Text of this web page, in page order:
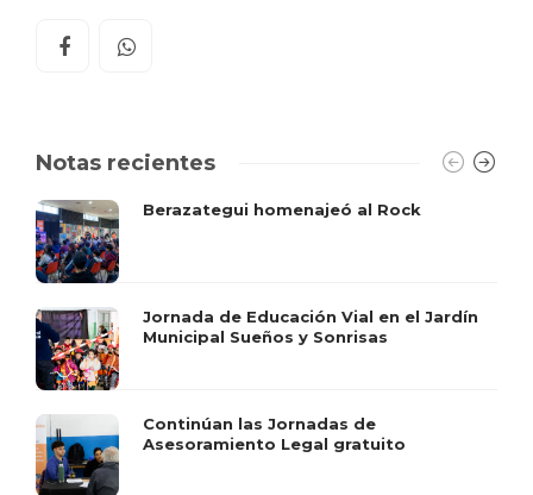
Notas recientes
Berazategui homenajeó al Rock
Jornada de Educación Vial en el Jardín
Municipal Sueños y Sonrisas
Continúan las Jornadas de
Asesoramiento Legal gratuito